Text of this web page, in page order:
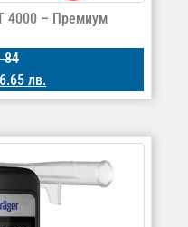
4000 – Премиум
лв.